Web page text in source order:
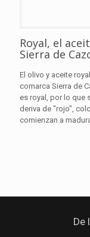
Royal, el
Sierra de
El olivo y aceite
comarca Sierra de
es royal, por lo que
deriva de "rojo",
comienzan a
De